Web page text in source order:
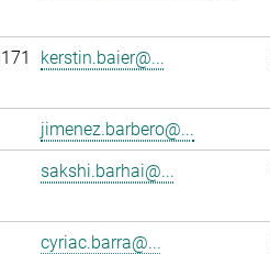
kerstin.baier@...
jimenez.barbero@...
sakshi.barhai@...
cyriac.barra@...